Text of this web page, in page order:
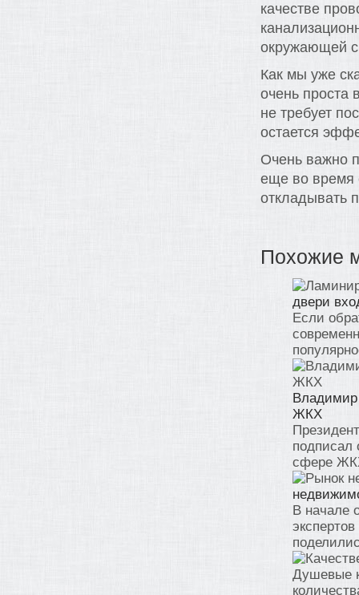
качестве
окружающей
Как мы уже
очень проста
не требует
остается
Очень важно
еще во время
откладывать
Похожие
двери
Если
Владимир
ЖКХ
подписал
сфере
В начале
Душевые